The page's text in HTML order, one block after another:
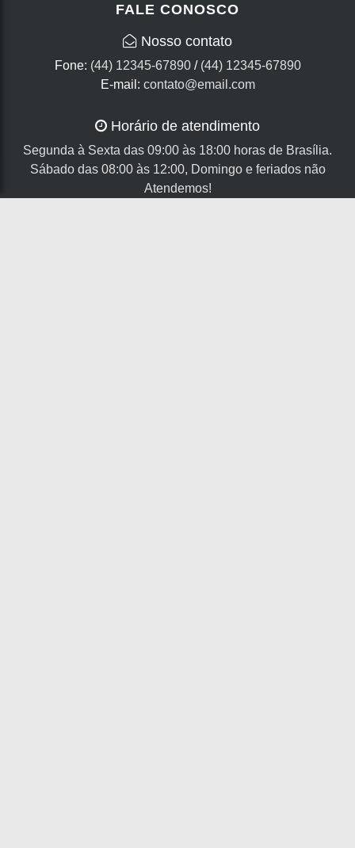
FALE CONOSCO
Nosso contato
Fone: (44) 12345-67890/ (44) 12345-67890
E-mail: contato@email.com
Horário de atendimento
Segunda à Sexta das 09:00 às 18:00 horas de Brasília.
Sábado das 08:00 às 12:00, Domingo e feriados não
Atendemos!
Termos de Uso e Privacidade
Esse site utiliza cookies para melhorar sua experiência
de navegação. Ao continuar o acesso, entendemos
que você concorda com nossos Termos de Uso e
PARA MAIS INFORMAÇÕES, ACESSE NOSSOS TERMOS
CLICANDO AQUI
PROSSEGUIR